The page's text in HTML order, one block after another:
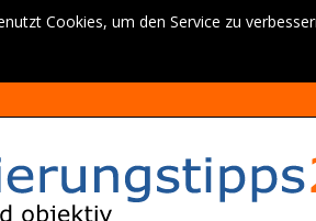
Cookies, um den Service zu